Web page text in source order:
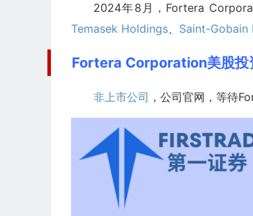
2024年8月，Fortera
Temasek Holdings、 Saint-Gobain
Fortera Corporation美股投
非上市公司 ，公司官网，等待